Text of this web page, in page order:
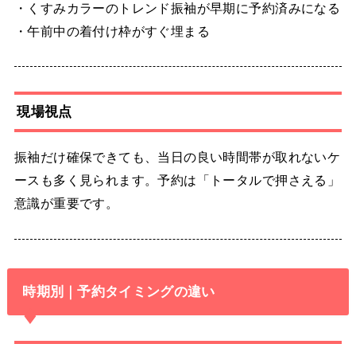
・くすみカラーのトレンド振袖が早期に予約済みになる
・午前中の着付け枠がすぐ埋まる
現場視点
振袖だけ確保できても、当日の良い時間帯が取れないケ
ースも多く見られます。予約は「トータルで押さえる」
意識が重要です。
時期別｜予約タイミングの違い